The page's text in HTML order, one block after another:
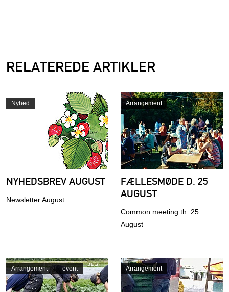
RELATEREDE ARTIKLER
Nyhed
NYHEDSBREV AUGUST
Newsletter August
Arrangement
FÆLLESMØDE D. 25
AUGUST
Common meeting th. 25.
August
Arrangement event Arrangement